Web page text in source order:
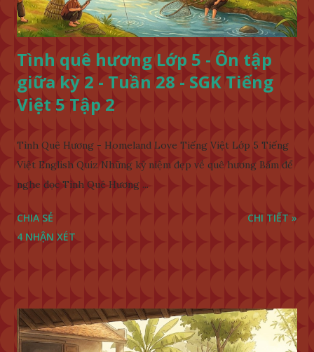
Tình quê hương Lớp 5 - Ôn tập
giữa kỳ 2 - Tuần 28 - SGK Tiếng
Việt 5 Tập 2
Tình Quê Hương - Homeland Love Tiếng Việt Lớp 5 Tiếng
Việt English Quiz Những kỷ niệm đẹp về quê hương Bấm để
nghe đọc Tình Quê Hương ...
CHIA SẺ
4 NHẬN XÉT
CHI TIẾT »